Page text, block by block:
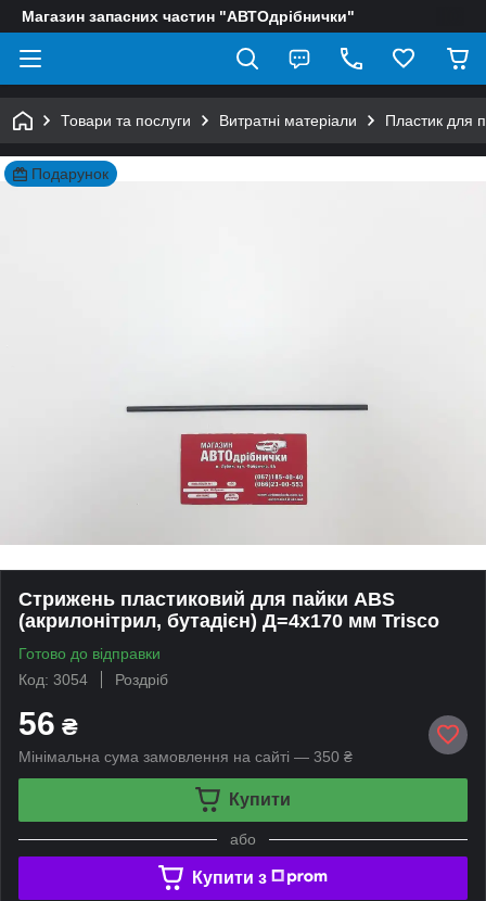
Магазин запасних частин "АВТОдрібнички"
Товари та послуги Витратні матеріали Пластик для
Подарунок
Стрижень пластиковий для пайки ABS
(акрилонітрил, бутадієн) Д=4х170 мм Trisco
Готово до відправки
Код: 3054
Роздріб
56 ₴
Мінімальна сума замовлення на сайті — 350 ₴
Купити
або
Купити з